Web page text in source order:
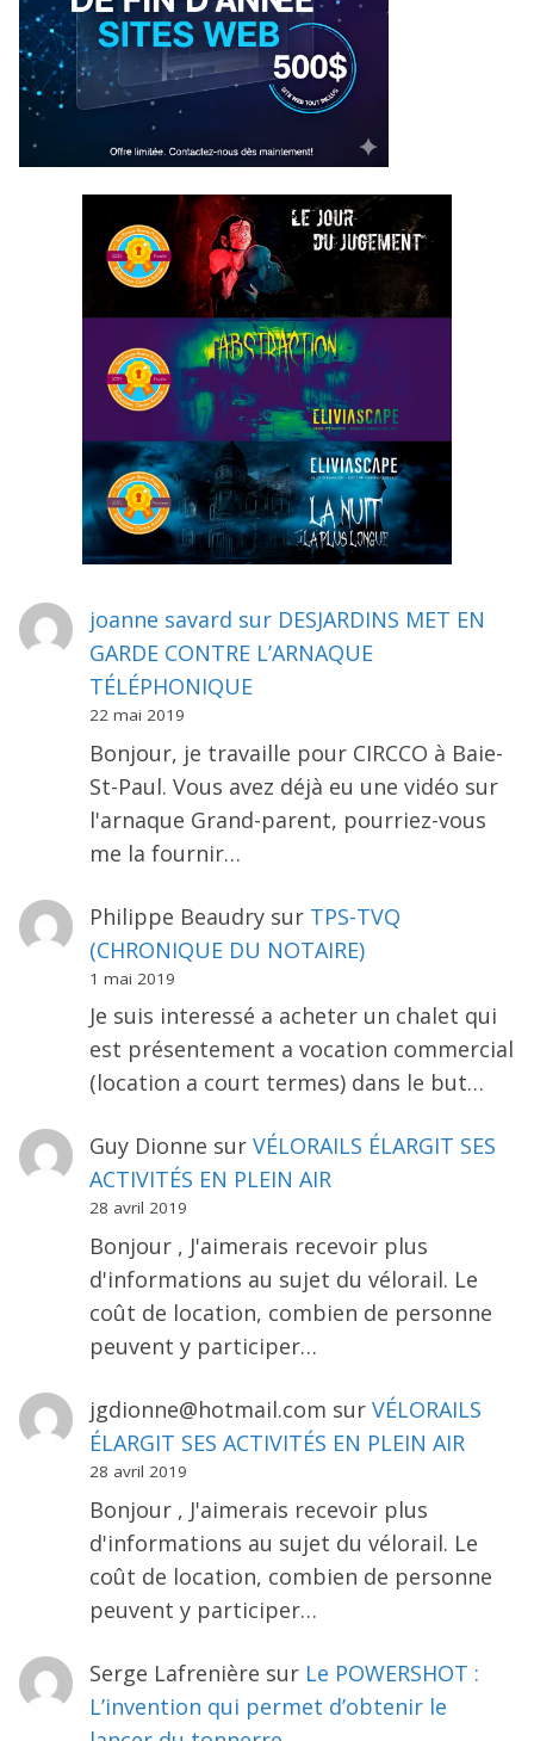
joanne savard sur DESJARDINS MET EN
GARDE CONTRE L’ARNAQUE
TÉLÉPHONIQUE
22 mai 2019
Bonjour, je travaille pour CIRCCO à Baie-
St-Paul. Vous avez déjà eu une vidéo sur
l'arnaque Grand-parent, pourriez-vous
me la fournir…
Philippe Beaudrysur TPS-TVQ
(CHRONIQUE DU NOTAIRE)
1 mai 2019
Je suis interessé a acheter un chalet qui
est présentement a vocation commercial
(location a court termes) dans le but…
Guy Dionne sur VÉLORAILS ÉLARGIT SES
ACTIVITÉS EN PLEIN AIR
28 avril 2019
Bonjour , J'aimerais recevoir plus
d'informations au sujet du vélorail. Le
coût de location, combien de personne
peuvent y participer…
jgdionne@hotmail.com sur VÉLORAILS
ÉLARGIT SES ACTIVITÉS EN PLEIN AIR
28 avril 2019
Bonjour , J'aimerais recevoir plus
d'informations au sujet du vélorail. Le
coût de location, combien de personne
peuvent y participer…
Serge Lafrenière sur Le POWERSHOT :
L’invention qui permet d’obtenir le